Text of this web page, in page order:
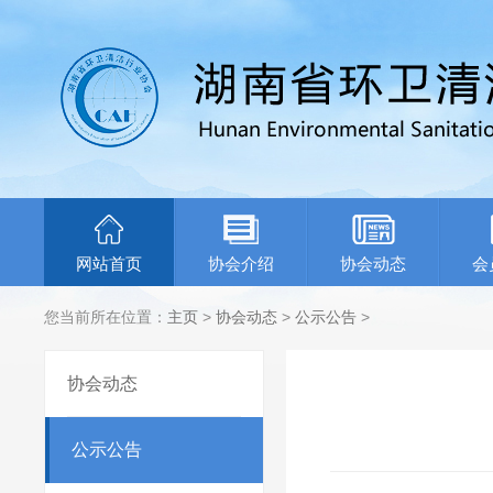
网站首页 协会介绍 协会动态 会
您当前所在位置： 主页 > 协会动态 > 公示公告 >
协会动态
公示公告